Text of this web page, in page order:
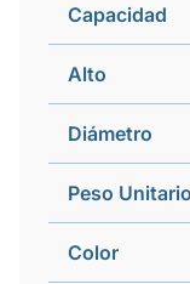
Capacidad
Alto
Diámetro
Peso Unitario
Color